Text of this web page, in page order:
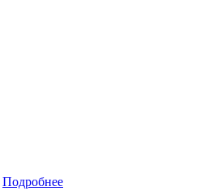
Подробнее